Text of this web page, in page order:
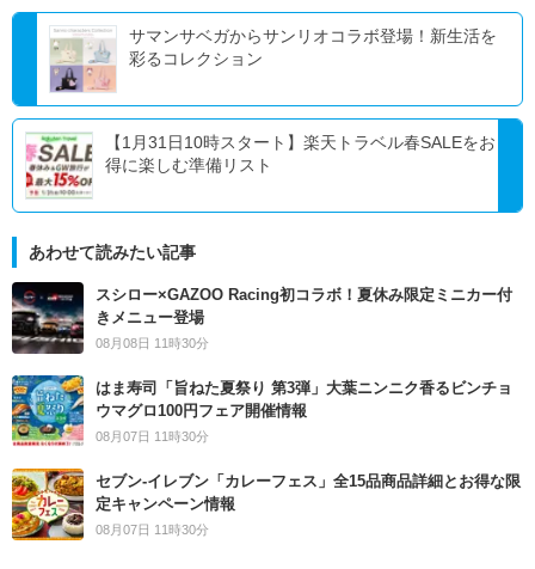
サマンサベガからサンリオコラボ登場！新生活を
彩るコレクション
【1月31日10時スタート】楽天トラベル春SALEをお
得に楽しむ準備リスト
あわせて読みたい記事
スシロー×GAZOO Racing初コラボ！夏休み限定ミニカー付
きメニュー登場
08月08日 11時30分
はま寿司「旨ねた夏祭り 第3弾」大葉ニンニク香るビンチョ
ウマグロ100円フェア開催情報
08月07日 11時30分
セブン‐イレブン「カレーフェス」全15品商品詳細とお得な限
定キャンペーン情報
08月07日 11時30分